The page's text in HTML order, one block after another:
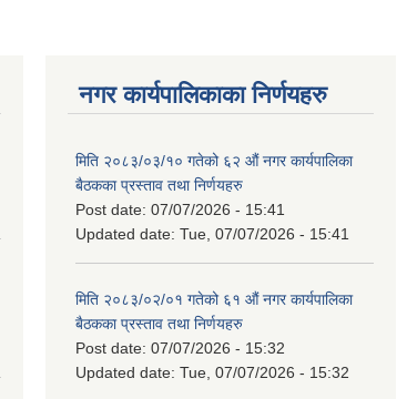
नगर कार्यपालिकाका निर्णयहरु
मिति २०८३/०३/१० गतेको ६२ औं नगर कार्यपालिका
बैठकका प्रस्ताव तथा निर्णयहरु
Post date: 07/07/2026 - 15:41
Updated date: Tue, 07/07/2026 - 15:41
मिति २०८३/०२/०१ गतेको ६१ औं नगर कार्यपालिका
बैठकका प्रस्ताव तथा निर्णयहरु
Post date: 07/07/2026 - 15:32
Updated date: Tue, 07/07/2026 - 15:32